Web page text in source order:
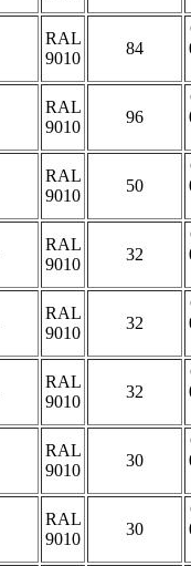
RAL
9010
84
RAL
9010
96
RAL
9010
50
RAL
9010
32
RAL
9010
32
RAL
9010
32
RAL
9010
30
RAL
9010
30